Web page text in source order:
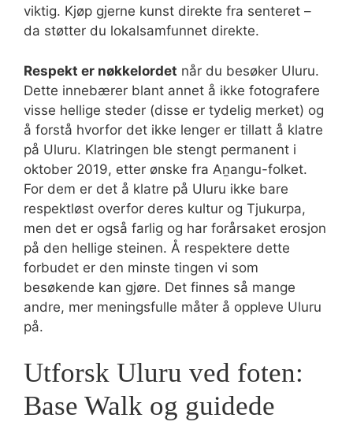
viktig. Kjøp gjerne kunst direkte fra senteret –
da støtter du lokalsamfunnet direkte.
Respekt er nøkkelordet når du besøker Uluru.
Dette innebærer blant annet å ikke fotografere
visse hellige steder (disse er tydelig merket) og
å forstå hvorfor det ikke lenger er tillatt å klatre
på Uluru. Klatringen ble stengt permanent i
oktober 2019, etter ønske fra Aṉangu-folket.
For dem er det å klatre på Uluru ikke bare
respektløst overfor deres kultur og Tjukurpa,
men det er også farlig og har forårsaket erosjon
på den hellige steinen. Å respektere dette
forbudet er den minste tingen vi som
besøkende kan gjøre. Det finnes så mange
andre, mer meningsfulle måter å oppleve Uluru
på.
Utforsk Uluru ved foten:
Base Walk og guidede